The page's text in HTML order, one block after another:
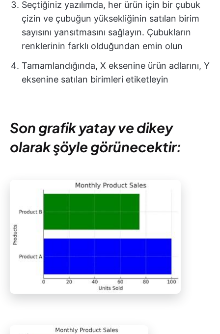
Seçtiğiniz yazılımda, her ürün için bir çubuk
çizin ve çubuğun yüksekliğinin satılan birim
sayısını yansıtmasını sağlayın. Çubukların
renklerinin farklı olduğundan emin olun
Tamamlandığında, X eksenine ürün adlarını, Y
eksenine satılan birimleri etiketleyin
Son grafik yatay ve dikey
olarak şöyle görünecektir: